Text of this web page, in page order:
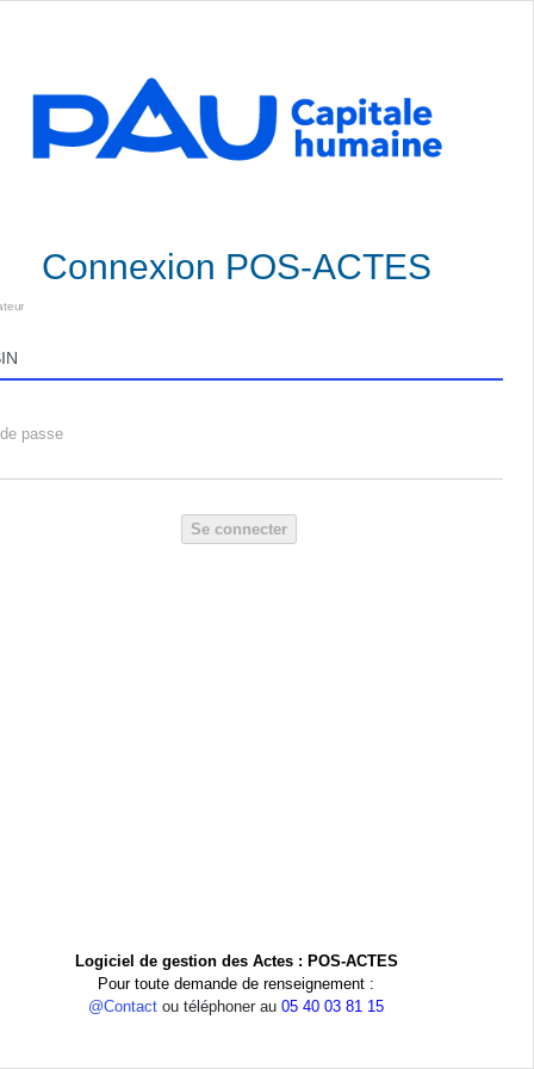
Connexion POS-ACTES
passe
Logiciel de gestion des Actes : POS-ACTES
Pour toute demande de renseignement :
@Contact ou téléphoner au 05 40 03 81 15